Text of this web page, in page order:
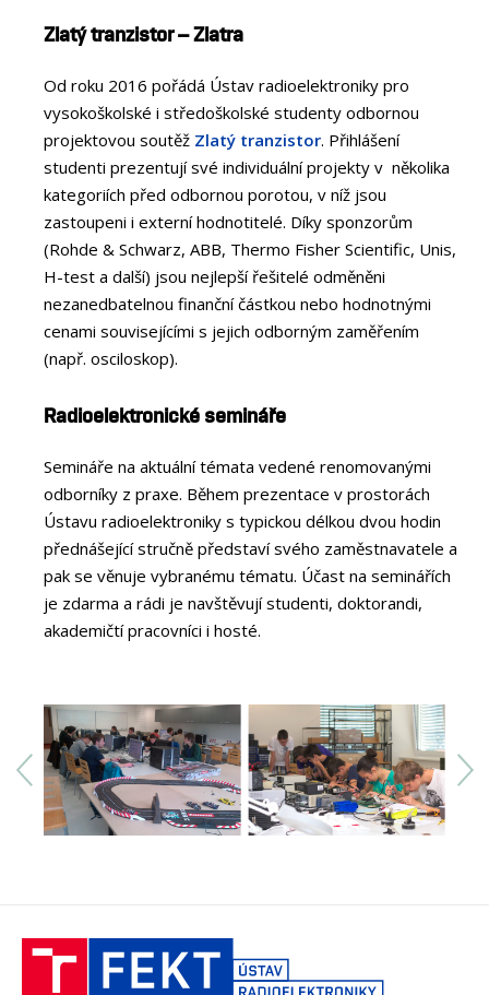
Zlatý tranzistor – Zlatra
Od roku 2016 pořádá Ústav radioelektroniky pro
vysokoškolské i středoškolské studenty odbornou
projektovou soutěž Zlatý tranzistor. Přihlášení
studenti prezentují své individuální projekty v několika
kategoriích před odbornou porotou, v níž jsou
zastoupeni i externí hodnotitelé. Díky sponzorům
(Rohde & Schwarz, ABB, Thermo Fisher Scientific, Unis,
H-test a další) jsou nejlepší řešitelé odměněni
nezanedbatelnou finanční částkou nebo hodnotnými
cenami souvisejícími s jejich odborným zaměřením
(např. osciloskop).
Radioelektronické semináře
Semináře na aktuální témata vedené renomovanými
odborníky z praxe. Během prezentace v prostorách
Ústavu radioelektroniky s typickou délkou dvou hodin
přednášející stručně představí svého zaměstnavatele a
pak se věnuje vybranému tématu. Účast na seminářích
je zdarma a rádi je navštěvují studenti, doktorandi,
akademičtí pracovníci i hosté.